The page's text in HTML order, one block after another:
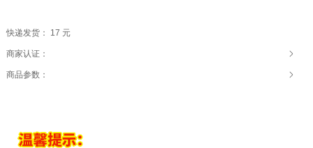
快递发货： 17 元
商家认证：
商品参数：